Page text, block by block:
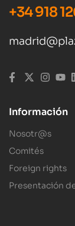
+34 918
Información
Nosotr@s
Comités
Foreign rights
Presentación